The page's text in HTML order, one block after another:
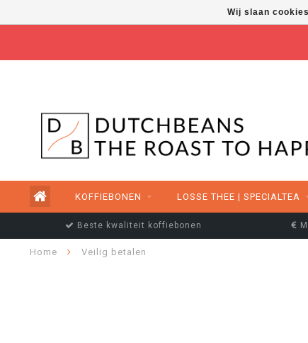
KOFFIEBONEN LOSSE THEE | SPECIALTEA
Beste kwaliteit koffiebonen
Home Veilig betalen
Wij slaan